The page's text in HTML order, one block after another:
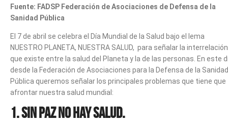
Fuente: FADSP Federación de Asociaciones de Defensa de la
Sanidad Pública
El 7 de abril se celebra el Día Mundial de la Salud bajo el lema
NUESTRO PLANETA, NUESTRA SALUD, para señalar la interrelación
que existe entre la salud del Planeta y la de las personas. En este
desde la Federación de Asociaciones para la Defensa de la Sanidad
Pública queremos señalar los principales problemas que tiene que
afrontar nuestra salud mundial:
1. SIN PAZ NO HAY SALUD.